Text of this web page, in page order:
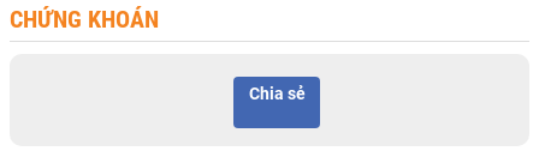
CHỨNG KHOÁN
Chia sẻ